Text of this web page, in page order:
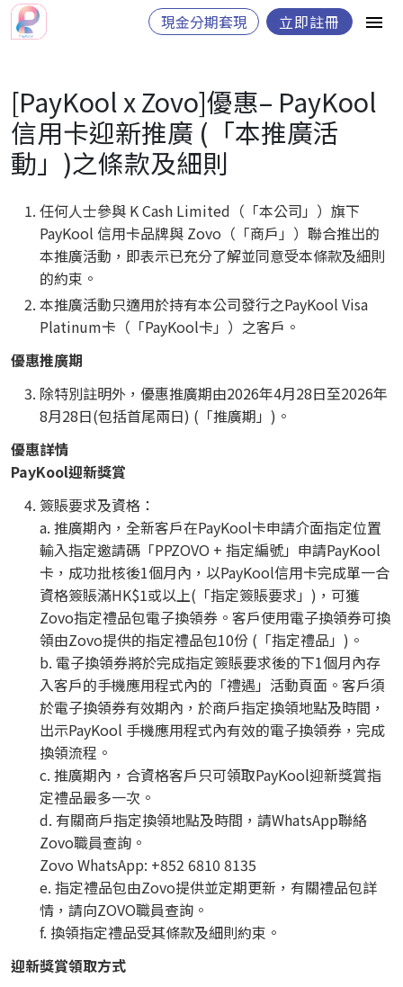
現金分期套現 立即註冊
[PayKool x Zovo]優惠– PayKool
信用卡迎新推廣 (「本推廣活
動」)之條款及細則
任何人士參與 K Cash Limited（「本公司」）旗下
PayKool 信用卡品牌與 Zovo（「商戶」）聯合推出的
本推廣活動，即表示已充分了解並同意受本條款及細則
的約束。
本推廣活動只適用於持有本公司發行之PayKool Visa
Platinum卡（「PayKool卡」）之客戶。
優惠推廣期
除特別註明外，優惠推廣期由2026年4月28日至2026年
8月28日(包括首尾兩日) (「推廣期」)。
優惠詳情
PayKool迎新獎賞
簽賬要求及資格：
a. 推廣期內，全新客戶在PayKool卡申請介面指定位置
輸入指定邀請碼「PPZOVO + 指定編號」申請PayKool
卡，成功批核後1個月內，以PayKool信用卡完成單一合
資格簽賬滿HK$1或以上(「指定簽賬要求」)，可獲
Zovo指定禮品包電子換領券。客戶使用電子換領券可換
領由Zovo提供的指定禮品包10份 (「指定禮品」)。
b. 電子換領券將於完成指定簽賬要求後的下1個月內存
入客戶的手機應用程式內的「禮遇」活動頁面。客戶須
於電子換領券有效期內，於商戶指定換領地點及時間，
出示PayKool 手機應用程式內有效的電子換領券，完成
換領流程。
c. 推廣期內，合資格客戶只可領取PayKool迎新獎賞指
定禮品最多一次。
d. 有關商戶指定換領地點及時間，請WhatsApp聯絡
Zovo職員查詢。
Zovo WhatsApp: +852 6810 8135
e. 指定禮品包由Zovo提供並定期更新，有關禮品包詳
情，請向ZOVO職員查詢。
f. 換領指定禮品受其條款及細則約束。
迎新獎賞領取方式